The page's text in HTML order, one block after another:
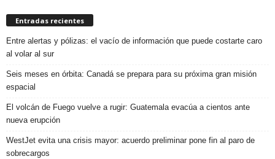
Entradas recientes
Entre alertas y pólizas: el vacío de información que puede costarte caro
al volar al sur
Seis meses en órbita: Canadá se prepara para su próxima gran misión
espacial
El volcán de Fuego vuelve a rugir: Guatemala evacúa a cientos ante
nueva erupción
WestJet evita una crisis mayor: acuerdo preliminar pone fin al paro de
sobrecargos